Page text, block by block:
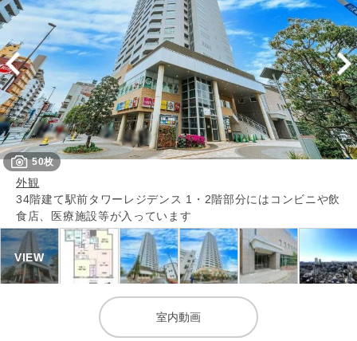
外観
34階建て駅前タワーレジデンス 1・2階部分にはコンビニや飲
食店、医療施設等が入っています
50枚
室内動画